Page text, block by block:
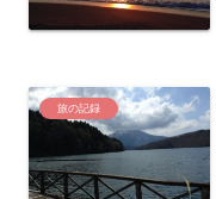
旅の記録